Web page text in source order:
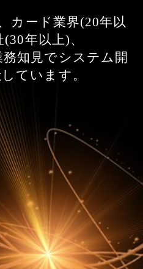
カード業界(20年以
年以上)、
知見でシステム開
ています。
レガシーシステムの
たシステム構築に